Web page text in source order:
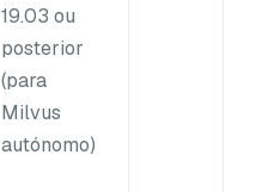
19.03 ou
posterior
(para
Milvus
autónomo)